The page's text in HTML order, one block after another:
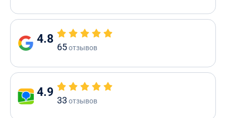
4.8
65отзывов
4.9
33 отзывов